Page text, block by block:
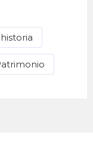
historia